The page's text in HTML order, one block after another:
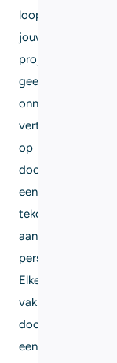
loopt
jouw
project
geen
onnodige
vertraging
op
door
een
tekort
aan
personeel.
Elke
vakman
doorloopt
een